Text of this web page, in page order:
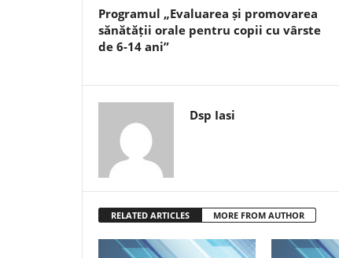
Programul „Evaluarea și promovarea
sănătății orale pentru copii cu vârste
de 6-14 ani”
Dsp Iasi
RELATED ARTICLES MORE FROM AUTHOR